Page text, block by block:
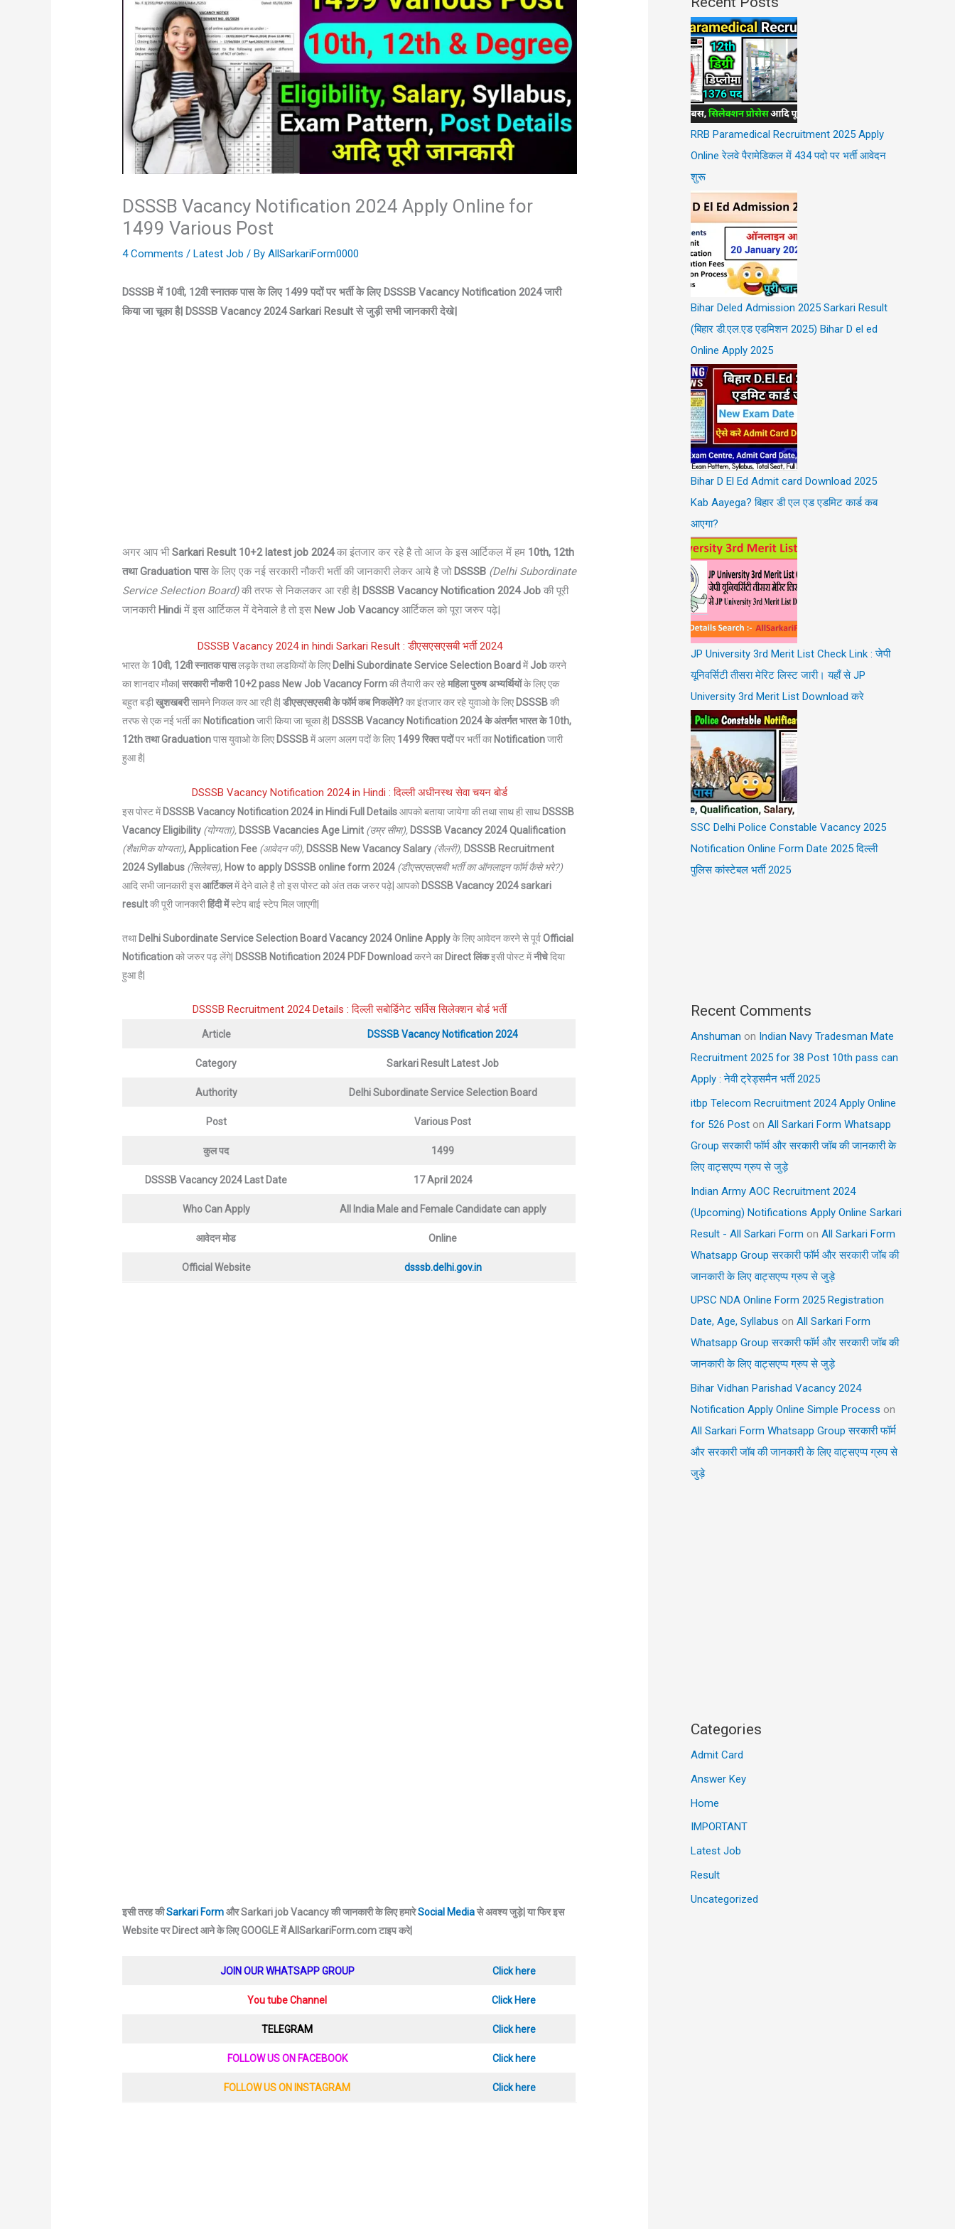
DSSSB Vacancy Notification 2024 Apply Online for
1499 Various Post
4 Comments / Latest Job / ByAllSarkariForm0000
DSSSB में 10वी, 12वी स्नातक पास के लिए 1499 पदों पर भर्ती के लिए DSSSB Vacancy Notification 2024 जारी
किया जा चूका है| DSSSB Vacancy 2024 Sarkari Result से जुड़ी सभी जानकारी देखे|
अगर आप भीSarkari Result 10+2 latest job 2024का इंतजार कर रहे है तो आज के इस आर्टिकल में हम 10th, 12th
तथा Graduation पासके लिए एक नई सरकारी नौकरी भर्ती की जानकारी लेकर आये है जो DSSSB (Delhi Subordinate
Service Selection Board)की तरफ से निकलकर आ रही है| DSSSB Vacancy Notification 2024 Job की पूरी
जानकारी Hindiमें इस आर्टिकल में देनेवाले है तो इस New Job Vacancyआर्टिकल को पूरा जरुर पढ़े|
DSSSB Vacancy 2024 in hindi Sarkari Result : डीएसएसएसबी भर्ती 2024
भारत के10वी, 12वी स्नातकपासलड़के तथा लडकियों के लिए Delhi Subordinate Service Selection BoardमेंJobकरने
का शानदार मौका|सरकारी नौकरी 10+2 pass New Job Vacancy Formकी तैयारी कर रहेमहिला पुरुष अभ्यर्थियोंके लिए एक
बहुत बड़ीखुशखबरीसामने निकल कर आ रही है| डीएसएसएसबी के फॉर्म कब निकलेंगे?का इंतजार कर रहे युवाओ के लिए DSSSBकी
तरफ से एक नई भर्ती का Notificationजारी किया जा चूका है| DSSSB Vacancy Notification 2024के अंतर्गत भारत के10th,
12th तथा Graduationपास युवाओ के लिए DSSSBमें अलग अलग पदों के लिए 1499 रिक्त पदोंपर भर्ती का Notificationजारी
हुआ है|
DSSSB Vacancy Notification 2024 in Hindi : दिल्ली अधीनस्थ सेवा चयन बोर्ड
इस पोस्ट में DSSSB Vacancy Notification 2024 in Hindi Full Detailsआपको बताया जायेगा की तथा साथ ही साथ DSSSB
Vacancy Eligibility (योग्यता), DSSSBVacancies Age Limit (उम्र सीमा), DSSSB Vacancy 2024 Qualification
(शैक्षणिक योग्यता), Application Fee (आवेदन फी), DSSSB New Vacancy Salary (सैलरी), DSSSB Recruitment
2024 Syllabus (सिलेबस), How to apply DSSSB online form 2024 (डीएसएसएसबी भर्ती का ऑनलाइन फॉर्म कैसे भरे?)
आदि सभी जानकारी इसआर्टिकलमें देने वाले है तो इस पोस्ट को अंत तक जरुर पढ़े| आपको DSSSBVacancy 2024 sarkari
resultकी पूरी जानकारीहिंदी मेंस्टेप बाई स्टेप मिल जाएगी|
तथा Delhi Subordinate Service Selection Board Vacancy 2024 Online Applyके लिए आवेदन करने से पूर्वOfficial
Notificationको जरुर पढ़ लेंगे| DSSSB Notification 2024 PDF Downloadकरने का Direct लिंकइसी पोस्ट मेंनीचेदिया
हुआ है|
DSSSB Recruitment 2024 Details : दिल्ली सबोर्डिनेट सर्विस सिलेक्शन बोर्ड भर्ती
Article DSSSB Vacancy Notification 2024
Category Sarkari Result Latest Job
Authority Delhi Subordinate Service Selection Board
Post Various Post
कुल पद 1499
DSSSB Vacancy 2024 Last Date 17 April 2024
Who Can Apply All India Male and Female Candidate can apply
आवेदन मोड Online
Official Website dsssb.delhi.gov.in
इसी तरह कीSarkari Formऔर Sarkari job Vacancy की जानकारी के लिए हमारेSocial Mediaसे अवश्य जुड़े| या फिर इस
Website पर Direct आने के लिए GOOGLE में AllSarkariForm.com टाइप करे|
JOIN OUR WHATSAPP GROUP Click here
You tube Channel Click Here
TELEGRAM Click here
FOLLOW US ON FACEBOOK Click here
FOLLOW US ON INSTAGRAM Click here
RRB Paramedical Recruitment 2025 Apply
Online रेलवे पैरामेडिकल में 434 पदो पर भर्ती आवेदन
शुरू
Bihar Deled Admission 2025 Sarkari Result
(बिहार डी.एल.एड एडमिशन 2025) Bihar D el ed
Online Apply 2025
Bihar D El Ed Admit card Download 2025
Kab Aayega? बिहार डी एल एड एडमिट कार्ड कब
आएगा?
JP University 3rd Merit List Check Link : जेपी
यूनिवर्सिटी तीसरा मेरिट लिस्ट जारी। यहाँ से JP
University 3rd Merit List Download करे
SSC Delhi Police Constable Vacancy 2025
Notification Online Form Date 2025 दिल्ली
पुलिस कांस्टेबल भर्ती 2025
Recent Comments
Anshuman on Indian Navy Tradesman Mate
Recruitment 2025 for 38 Post 10th pass can
Apply : नेवी ट्रेड्समैन भर्ती 2025
itbp Telecom Recruitment 2024 Apply Online
for 526 Post on All Sarkari Form Whatsapp
Group सरकारी फॉर्म और सरकारी जॉब की जानकारी के
लिए वाट्सएप्प ग्रुप से जुड़े
Indian Army AOC Recruitment 2024
(Upcoming) Notifications Apply Online Sarkari
Result - All Sarkari Form on All Sarkari Form
Whatsapp Group सरकारी फॉर्म और सरकारी जॉब की
जानकारी के लिए वाट्सएप्प ग्रुप से जुड़े
UPSC NDA Online Form 2025 Registration
Date, Age, Syllabus on All Sarkari Form
Whatsapp Group सरकारी फॉर्म और सरकारी जॉब की
जानकारी के लिए वाट्सएप्प ग्रुप से जुड़े
Bihar Vidhan Parishad Vacancy 2024
Notification Apply Online Simple Process on
All Sarkari Form Whatsapp Group सरकारी फॉर्म
और सरकारी जॉब की जानकारी के लिए वाट्सएप्प ग्रुप से
जुड़े
Categories
Admit Card
Answer Key
Home
IMPORTANT
Latest Job
Result
Uncategorized